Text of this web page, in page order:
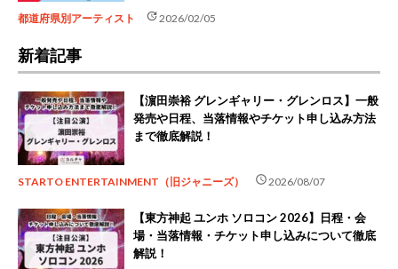
都道府県別アーティスト update2026/02/05
新着記事
【濵田崇裕 グレンギャリー・グレンロス】一般
発売や日程、当落情報やチケット申し込み方法
まで徹底解説！
STARTO ENTERTAINMENT（旧ジャニーズ） schedule2026/08/07
【東方神起 ユンホ ソロコン 2026】日程・会
場・当落情報・チケット申し込みについて徹底
解説！